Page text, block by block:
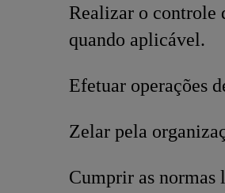
Realizar o controle
quando aplicável.
Efetuar operações
Zelar pela
Cumprir as normas